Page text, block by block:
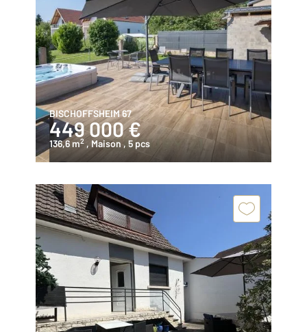
BISCHOFFSHEIM 67
449 000 €
136,6 m2 , Maison , 5 pcs